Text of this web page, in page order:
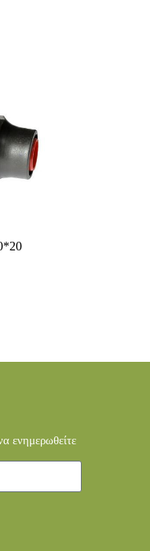
ενημερωθείτε